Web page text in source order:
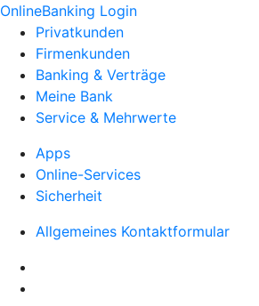
OnlineBanking Login
Privatkunden
Firmenkunden
Banking & Verträge
Meine Bank
Service & Mehrwerte
Apps
Online-Services
Sicherheit
Allgemeines Kontaktformular